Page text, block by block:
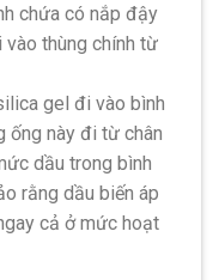
chứa có nắp đậy
vào thùng chính từ
gel đi vào bình
ống này đi từ chân
dầu trong bình
rằng dầu biến áp
cả ở mức hoạt